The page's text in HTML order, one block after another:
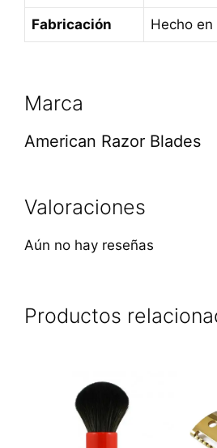
Fabricación Hecho en
Marca
American Razor Blades
Valoraciones
Aún no hay reseñas
Productos